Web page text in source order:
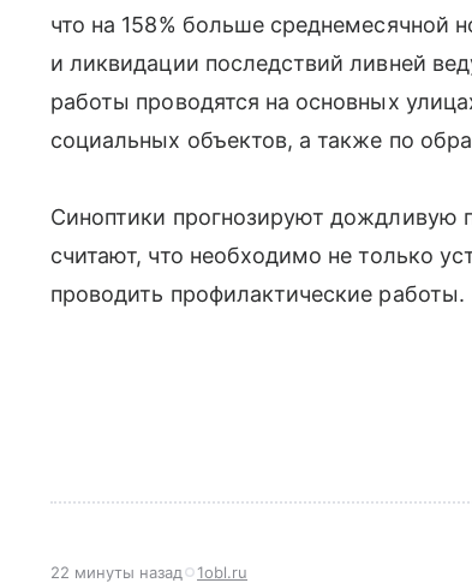
что на 158% больше среднемесячной
и ликвидации последствий ливней
работы проводятся на основных
социальных объектов, а также по
Синоптики прогнозируют дождливую
считают, что необходимо не только
проводить профилактические работы.
22 минуты назад 1obl.ru